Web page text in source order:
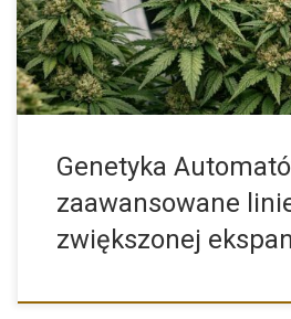
Genetyka
zaawansowane
zwiększonej